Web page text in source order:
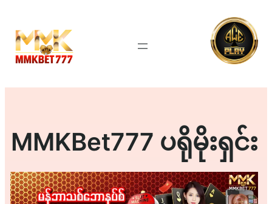
content
MMKBet777 ပရိုမိုးရှင်း